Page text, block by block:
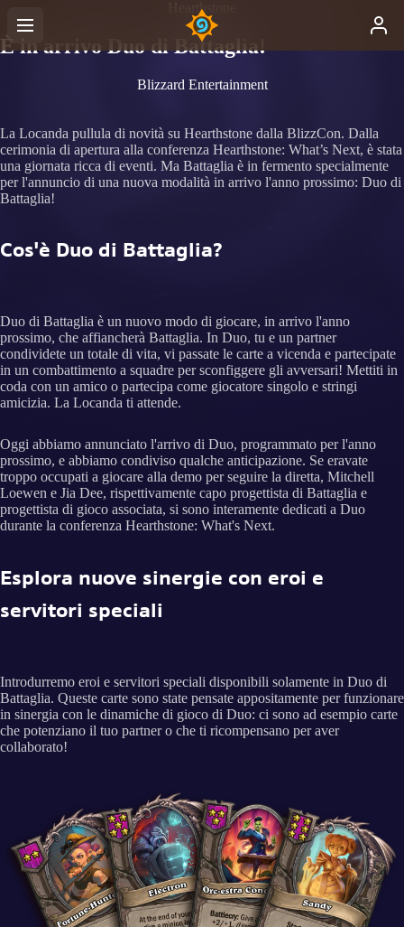
Hearthstone
È in arrivo Duo di Battaglia!
Blizzard Entertainment
La Locanda pullula di novità su Hearthstone dalla BlizzCon. Dalla
cerimonia di apertura alla conferenza Hearthstone: What’s Next, è stata
una giornata ricca di eventi. Ma Battaglia è in fermento specialmente
per l'annuncio di una nuova modalità in arrivo l'anno prossimo: Duo di
Battaglia!
Cos'è Duo di Battaglia?
Duo di Battaglia è un nuovo modo di giocare, in arrivo l'anno
prossimo, che affiancherà Battaglia. In Duo, tu e un partner
condividete un totale di vita, vi passate le carte a vicenda e partecipate
in un combattimento a squadre per sconfiggere gli avversari! Mettiti in
coda con un amico o partecipa come giocatore singolo e stringi
amicizia. La Locanda ti attende.
Oggi abbiamo annunciato l'arrivo di Duo, programmato per l'anno
prossimo, e abbiamo condiviso qualche anticipazione. Se eravate
troppo occupati a giocare alla demo per seguire la diretta, Mitchell
Loewen e Jia Dee, rispettivamente capo progettista di Battaglia e
progettista di gioco associata, si sono interamente dedicati a Duo
durante la conferenza Hearthstone: What's Next.
Esplora nuove sinergie con eroi e
servitori speciali
Introdurremo eroi e servitori speciali disponibili solamente in Duo di
Battaglia. Queste carte sono state pensate appositamente per funzionare
in sinergia con le dinamiche di gioco di Duo: ci sono ad esempio carte
che potenziano il tuo partner o che ti ricompensano per aver
collaborato!